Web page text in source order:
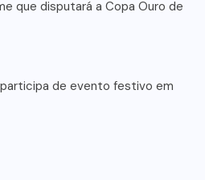
que disputará a Copa Ouro de
participa de evento festivo em